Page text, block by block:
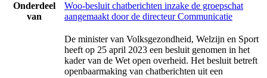
Onderdeel
van
Woo-besluit chatberichten inzake de groepschat
aangemaakt door de directeur Communicatie
De minister van Volksgezondheid, Welzijn en Sport
heeft op 25 april 2023 een besluit genomen in het
kader van de Wet open overheid. Het besluit betreft
openbaarmaking van chatberichten uit een